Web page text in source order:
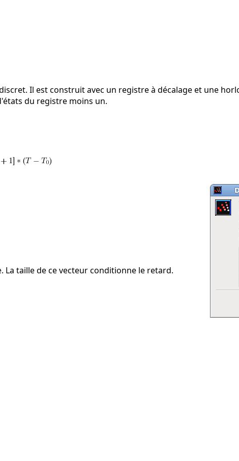
Il est construit avec un registre à décalage et une
du registre moins un.
taille de ce vecteur conditionne le retard.